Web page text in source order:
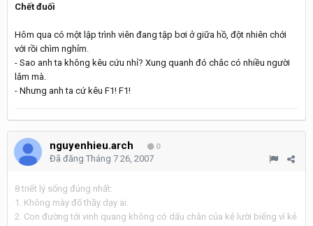
Chết đuối
Hôm qua có một lập trình viên đang tập bơi ở giữa hồ, đột nhiên chới
với rồi chìm nghỉm.
- Sao anh ta không kêu cứu nhỉ? Xung quanh đó chắc có nhiều người
lắm mà.
- Nhưng anh ta cứ kêu F1! F1!
nguyenhieu.arch 0
Đã đăng Tháng 7 26, 2007
8 triết lý sống đúng nhất:
1. Không mày đố thầy dạy ai.
2. Con đường tới vinh quang không có dấu chân của kẻ lười biếng vì kẻ